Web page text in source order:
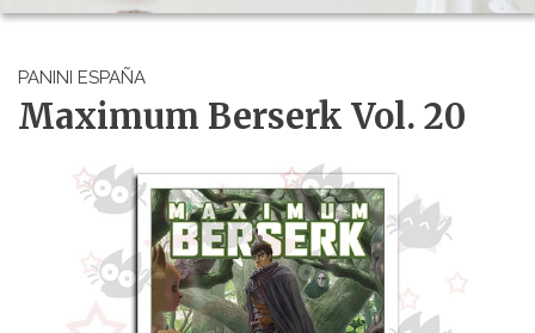
PANINI ESPAÑA
Maximum Berserk Vol. 20